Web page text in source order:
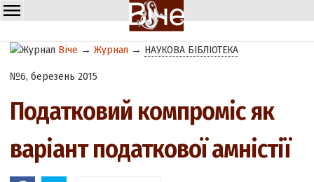
Віче →Журнал → НАУКОВА БІБЛІОТЕКА
№6, березень 2015
Податковий компроміс як
варіант податкової амністії